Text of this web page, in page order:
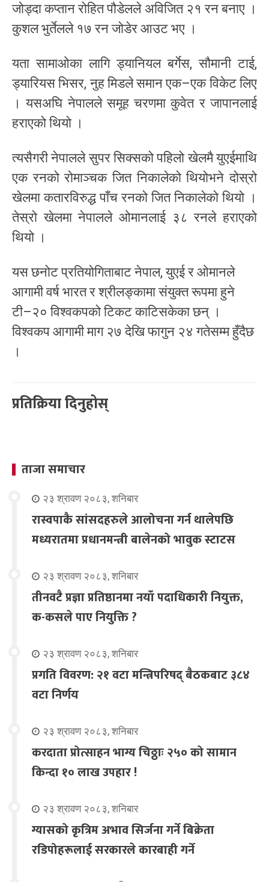
जोड्दा कप्तान रोहित पौडेलले अविजित २१ रन बनाए ।
कुशल भुर्तेलले १७ रन जोडेर आउट भए ।
यता सामाओका लागि ड्यानियल बर्गेस, सौमानी टाई,
ड्यारियस भिसर, नुह मिडले समान एक–एक विकेट लिए
। यसअघि नेपालले समूह चरणमा कुवेत र जापानलाई
हराएको थियो ।
त्यसैगरी नेपालले सुपर सिक्सको पहिलो खेलमै युएईमाथि
एक रनको रोमाञ्चक जित निकालेको थियोभने दोस्रो
खेलमा कतारविरुद्ध पाँच रनको जित निकालेको थियो ।
तेस्रो खेलमा नेपालले ओमानलाई ३८ रनले हराएको
थियो ।
यस छनोट प्रतियोगिताबाट नेपाल, युएई र ओमानले
आगामी वर्ष भारत र श्रीलङ्कामा संयुक्त रूपमा हुने
टी–२० विश्वकपको टिकट काटिसकेका छन् ।
विश्वकप आगामी माग २७ देखि फागुन २४ गतेसम्म हुँदैछ
।
प्रतिक्रिया दिनुहोस्
ताजा समाचार
२३ श्रावण २०८३, शनिबार
रास्वपाकै सांसदहरुले आलोचना गर्न थालेपछि
मध्यरातमा प्रधानमन्त्री बालेनको भावुक स्टाटस
२३ श्रावण २०८३, शनिबार
तीनवटै प्रज्ञा प्रतिष्ठानमा नयाँ पदाधिकारी नियुक्त,
क-कसले पाए नियुक्ति ?
२३ श्रावण २०८३, शनिबार
प्रगति विवरण: २१ वटा मन्त्रिपरिषद् बैठकबाट ३८४
वटा निर्णय
२३ श्रावण २०८३, शनिबार
करदाता प्रोत्साहन भाग्य चिठ्ठाः २५० को सामान
किन्दा १० लाख उपहार !
२३ श्रावण २०८३, शनिबार
ग्यासको कृत्रिम अभाव सिर्जना गर्ने बिक्रेता
रडिपोहरूलाई सरकारले कारबाही गर्ने